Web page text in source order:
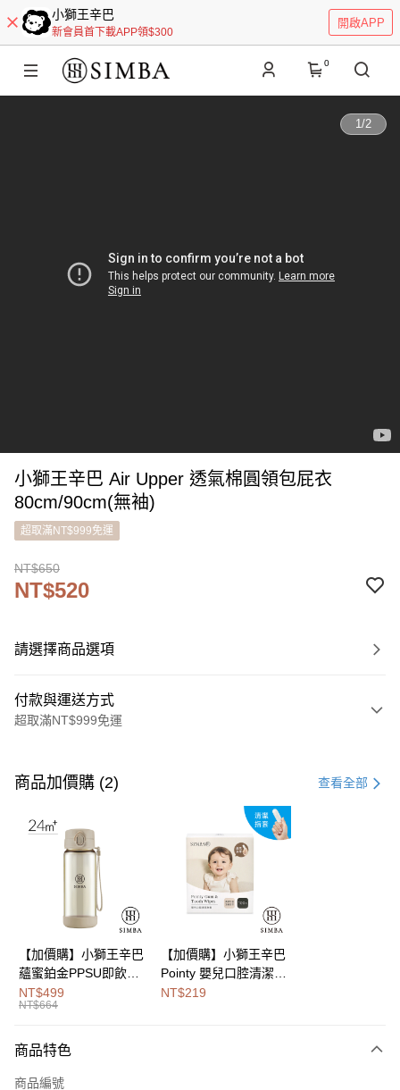
小獅王辛巴
新會員首下載APP領$300
開啟APP
0
1/2
小獅王辛巴 Air Upper 透氣棉圓領包屁衣
80cm/90cm(無袖)
超取滿NT$999免運
NT$650
NT$520
請選擇商品選項
付款與運送方式
超取滿NT$999免運
信用卡一次付款
Apple Pay
Google Pay
全盈+PAY
大哥付你分期
【大哥付你分期使用說明】
2.付款方式選擇「大哥付你分期」，訂單成立後會自動跳轉到大哥付的交易
商品加價購 (2) 查看全部
【加價購】小獅王辛巴
蘊蜜鉑金PPSU即飲水
壺400ml
NT$499
NT$664
【加價購】小獅王辛巴
Pointy 嬰兒口腔清潔指
套 (100入)
NT$219
商品特色
商品編號